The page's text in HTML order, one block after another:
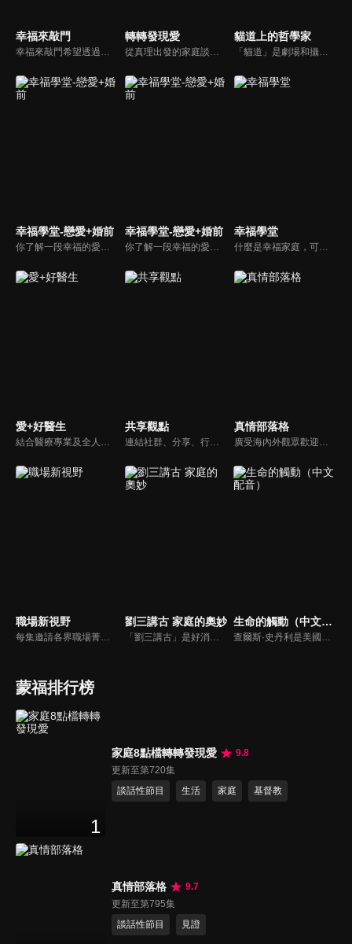
幸福來敲門 轉轉發現愛 貓道上的哲學家
「貓道」是劇場和攝影棚的象徵，而孩子是天生的哲學家，他們進入攝影棚中的小劇場思考、對話，並且從貓道上看下來，總是會有不同視角，故片名為《貓道上的哲學家》，在GOOD TV播出。
幸福學堂-戀愛+婚前
你了解一段幸福的愛情是如何發展出來的嗎？你對你心中那一個對象，到底是愛還是喜歡？難道喜歡跟愛差距很大嗎？讓我們的大師來消除你心中的疑惑。
幸福學堂-戀愛+婚前
你了解一段幸福的愛情是如何發展出來的嗎？你對你心中那一個對象，到底是愛還是喜歡？難道喜歡跟愛差距很大嗎？讓我們的大師來消除你心中的疑惑。
幸福學堂
什麼是幸福家庭，可能很多人會覺得「幸福家庭」是天方夜譚，在這一集當中，簡老師要告訴您，如何跨越婚姻的顛簸之路，建立幸福家庭，且根據他多年輔導經驗，歸類出幸福家庭的特質，讓幸福家庭不是再是虛假的口號，而是能夠真實落實在生活當中。
愛+好醫生
結合醫療專業及全人關懷的新型態節目，主持人黃瑽寧醫師親訪家庭，跨領域醫療顧問團全方位檢視，提供最完整、實用和正確的資訊來守護孩子的健康。
共享觀點
連結社群、分享、行動的特色，運用講道學的架構，談論包含基要真理、生活話題及神學裝備三大面向主題。身為第六代基督徒，從小在教會中長大的周巽正，與第一代基督徒的廖文華，背景及生活經歷都不同，在節目中以輕鬆對談的方式，貢獻出不同角度的觀點。
真情部落格
廣受海內外觀眾歡迎的真情部落格，是以見證故事為主軸的訪談節目，由知名主播夏嘉璐主持，莊信德牧師、黃國倫牧師回應，來賓在節目中自在的暢談自己的生命歷程，這些最真實的生命見證也幫助許多人走出低谷。
職場新視野
每集邀請各界職場菁英分享心路歷程與觀點，喬美倫老師也透過主題性的真理論述，幫助你我走入合神心意的職場文化。
劉三講古 家庭的奧妙
「劉三講古」是好消息最老牌的節目，除了加入戲劇元素「喳唸伯與長腳姨」外，並蒐集無數史料，找到美好而精彩的基督徒生命故事，好讓福音更輕鬆真實的呈現在觀眾眼前。
生命的觸動（中文配音）
查爾斯·史丹利是美國第一浸信會的主任牧師，也是In Touch Ministries的創始人，也是紐約時報暢銷書作家。
蒙福排行榜
1
家庭8點檔轉轉發現愛
9.8
更新至第720集
談話性節目
生活 家庭 基督教
真情部落格
9.7
更新至第795集
談話性節目
見證